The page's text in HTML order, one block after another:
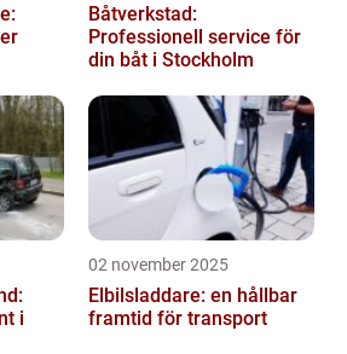
Båtverkstad:
Professionell service för
din båt i Stockholm
i
02 november 2025
Elbilsladdare: en hållbar
framtid för transport